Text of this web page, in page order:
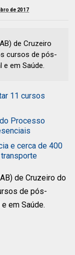
de 2017
de Cruzeiro
cursos de pós-
e em Saúde.
11 cursos
Processo
e cerca de 400
de Cruzeiro do
de pós-
em Saúde.